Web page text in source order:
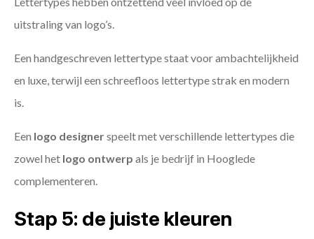
uitstraling van logo’s.
Een handgeschreven lettertype staat voor ambachtelijkheid
en luxe, terwijl een schreefloos lettertype strak en modern
is.
Een logo designerspeelt met verschillende lettertypes die
zowel het logo ontwerp als je bedrijf in Hooglede
complementeren.
Stap 5: de juiste kleuren